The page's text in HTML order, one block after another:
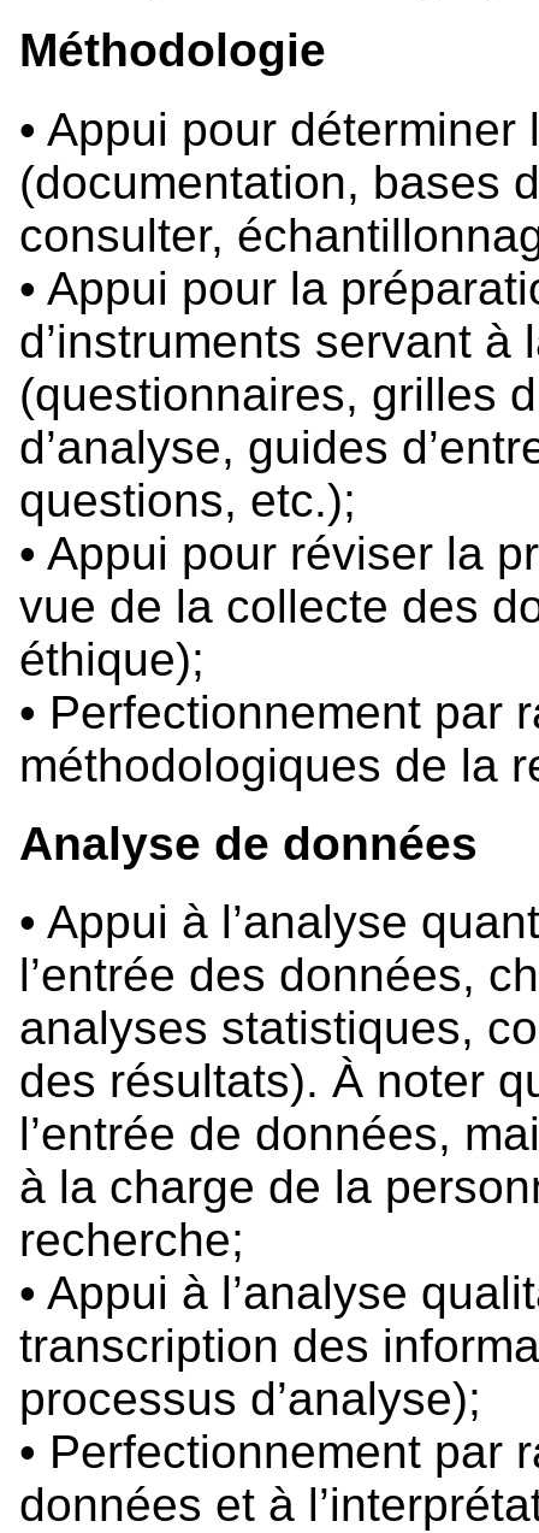
Méthodologie
• Appui pour
(documentation, bases
consulter,
• Appui pour la
d’instruments servant
(questionnaires, grilles
d’analyse, guides
questions, etc.);
• Appui pour réviser la
vue de la collecte des
éthique);
• Perfectionnement par
méthodologiques de la
Analyse de données
• Appui à l’analyse
l’entrée des données,
analyses statistiques,
des résultats). À noter
l’entrée de données,
à la charge de la
recherche;
• Appui à l’analyse
transcription des
processus d’analyse);
• Perfectionnement par
données et à